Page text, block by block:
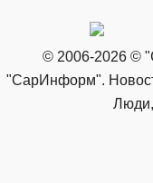
© 2006-2026 ©
"СарИнформ".
Люди,